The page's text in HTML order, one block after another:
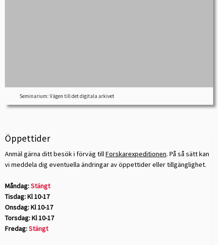
Seminarium: Vägen till det digitala arkivet
Öppettider
Anmäl gärna ditt besök i förväg tillForskarexpeditionen. På så sätt kan
vi meddela dig eventuella ändringar av öppettider eller tillgänglighet.
Måndag:Stängt
Tisdag: Kl 10-17
Onsdag: Kl 10-17
Torsdag: Kl 10-17
Fredag:Stängt